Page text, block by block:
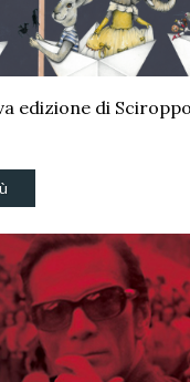
edizione di